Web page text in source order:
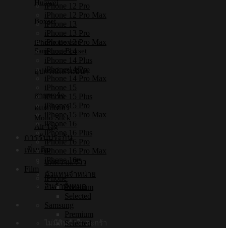
Huawei
Boxset
iPhone Boxset
Samsung Boxset
อุปกรณ์เสริมอื่นๆ
สายชาร์จ
อแดปเตอร์
Mono Stick
Air Tag
การรับประกัน
เพิ่มเติม
บทความ/รีวิว
ตัวแทนจำหน่าย
สินค้าทั้งหมด
ไม่มีสินค้าในตะกร้า
iPhone 12 Pro
iPhone 12 Pro Max
iPhone 13
iPhone 13 Pro
iPhone 13 Pro Max
iPhone 14
iPhone 14 Plus
iPhone 14 Pro
iPhone 14 Pro Max
iPhone 15
iPhone 15 Plus
iPhone 15 Pro
iPhone 15 Pro Max
iPhone 16
iPhone 16 Plus
iPhone 16 Pro
iPhone 16 Pro Max
iPhone 16e
Film
iPhone
Premium
Selected
Samsung
Premium
Selected